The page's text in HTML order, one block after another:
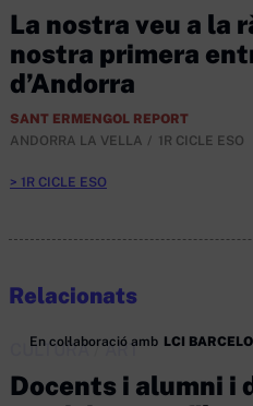
La nostra veu a la
nostra primera
d’Andorra
SANT ERMENGOL REPORT
ANDORRA LA VELLA
1R CICLE ESO
1R CICLE ESO
Relacionats
En col·laboració amb LCI
CULTURA/ART
Docents i alumni i